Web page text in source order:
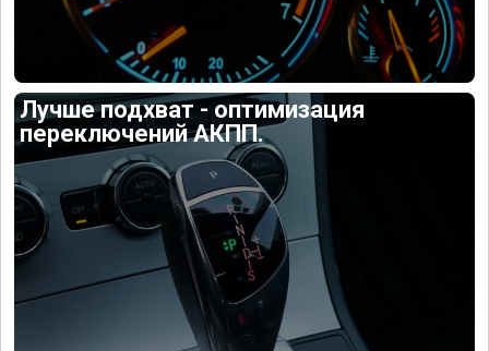
Лучше подхват - оптимизация
переключений АКПП.